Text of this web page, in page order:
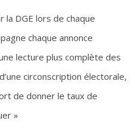
DGE lors de chaque
chaque annonce
lecture plus complète des
circonscription électorale,
de donner le taux de
»